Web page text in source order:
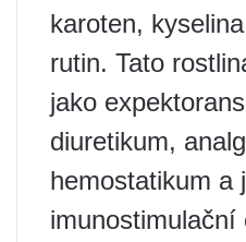
karoten,
rutin. Tato
jako
diuretikum,
hemostatikum a
imunostimulační